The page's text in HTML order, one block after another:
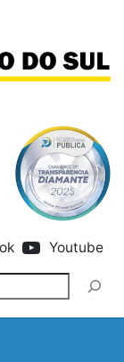
Youtube